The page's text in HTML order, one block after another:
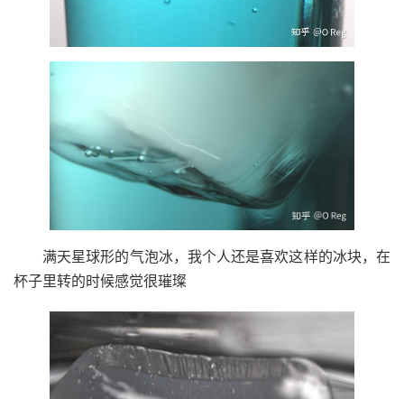
满天星球形的气泡冰，我个人还是喜欢这样的冰块，在
杯子里转的时候感觉很璀璨